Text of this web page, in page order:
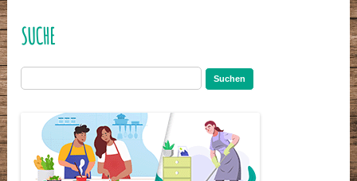
SUCHE
nach: